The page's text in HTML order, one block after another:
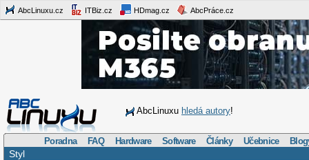
AbcLinuxu.cz ITBiz.cz HDmag.cz AbcPráce.cz
AbcLinuxu hledá autory!
Poradna FAQ Hardware Software Články Učebnice
Styl